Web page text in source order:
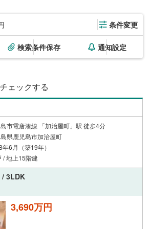
条件変更
検索条件保存 通知設定
ェックする
市電唐湊線 「加治屋町」駅 徒歩4分
県鹿児島市加治屋町
6月（築19年）
/ 地上15階建
/ 3LDK
3,690万円